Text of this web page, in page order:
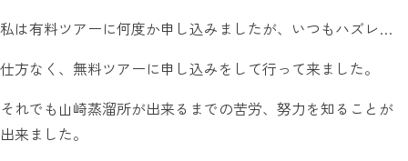
私は有料ツアーに何度か申し込みましたが、いつもハズレ…
仕方なく、無料ツアーに申し込みをして行って来ました。
それでも山崎蒸溜所が出来るまでの苦労、努力を知ることが
出来ました。